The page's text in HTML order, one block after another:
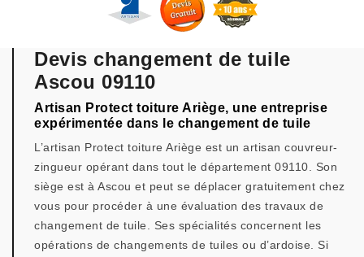
Devis changement de tuile
Ascou 09110
Artisan Protect toiture Ariège, une entreprise
expérimentée dans le changement de tuile
L’artisan Protect toiture Ariège est un artisan couvreur-
zingueur opérant dans tout le département 09110. Son
siège est à Ascou et peut se déplacer gratuitement chez
vous pour procéder à une évaluation des travaux de
changement de tuile. Ses spécialités concernent les
opérations de changements de tuiles ou d’ardoise. Si